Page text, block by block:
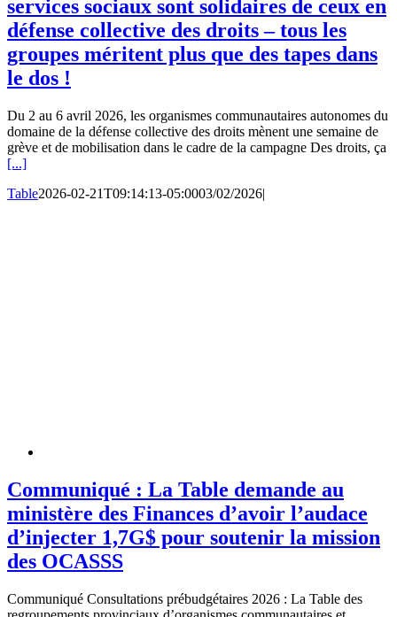
services sociaux sont solidaires de ceux en
défense collective des droits – tous les
groupes méritent plus que des tapes dans
le dos !
Du 2 au 6 avril 2026, les organismes communautaires autonomes du
domaine de la défense collective des droits mènent une semaine de
grève et de mobilisation dans le cadre de la campagne Des droits, ça
[...]
Table2026-02-21T09:14:13-05:0003/02/2026|
Communiqué : La Table demande au
ministère des Finances d’avoir l’audace
d’injecter 1,7G$ pour soutenir la mission
des OCASSS
Communiqué Consultations prébudgétaires 2026 : La Table des